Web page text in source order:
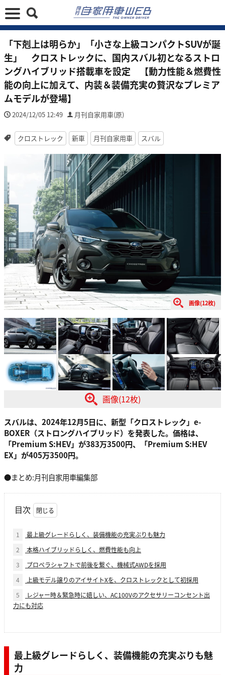
「下剋上は明らか」「小さな上級コンパクトSUVが誕
生」 クロストレックに、国内スバル初となるストロ
ングハイブリッド搭載車を設定 【動力性能＆燃費性
能の向上に加えて、内装＆装備充実の贅沢なプレミア
ムモデルが登場】
2024/12/05 12:49 月刊自家用車(原)
クロストレック 新車 月刊自家用車 スバル
画像(12枚)
画像(12枚)
スバルは、2024年12月5日に、新型「クロストレック」e-
BOXER（ストロングハイブリッド）を発表した。価格は、
「Premium S:HEV」が383万3500円、「Premium S:HEV
EX」が405万3500円。
●まとめ:月刊自家用車編集部
目次
1
最上級グレードらしく、装備機能の充実ぶりも魅力
2
本格ハイブリッドらしく、燃費性能も向上
3
プロペラシャフトで前後を繋ぐ、機械式AWDを採用
4
上級モデル譲りのアイサイトXを、クロストレックとして初採用
5
レジャー時＆緊急時に嬉しい、AC100Vのアクセサリーコンセント出
力にも対応
最上級グレードらしく、装備機能の充実ぶりも魅
力